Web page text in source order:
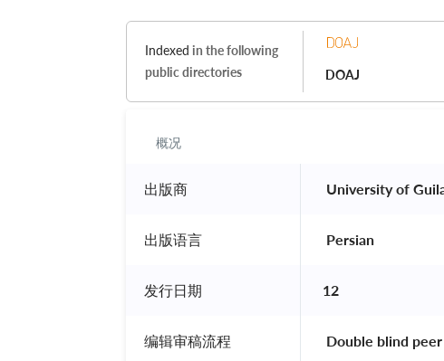
Indexed in the following
public directories
DOAJ
概况
出版商 University of
出版语言 Persian
发行日期 12
编辑审稿流程 Double blind